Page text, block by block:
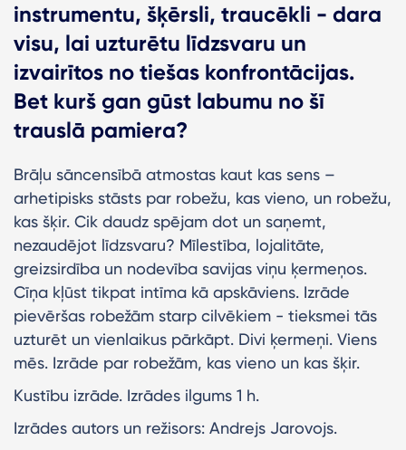
instrumentu, šķērsli, traucēkli - dara
visu, lai uzturētu līdzsvaru un
izvairītos no tiešas konfrontācijas.
Bet kurš gan gūst labumu no šī
trauslā pamiera?
Brāļu sāncensībā atmostas kaut kas sens –
arhetipisks stāsts par robežu, kas vieno, un robežu,
kas šķir. Cik daudz spējam dot un saņemt,
nezaudējot līdzsvaru? Mīlestība, lojalitāte,
greizsirdība un nodevība savijas viņu ķermeņos.
Cīņa kļūst tikpat intīma kā apskāviens. Izrāde
pievēršas robežām starp cilvēkiem - tieksmei tās
uzturēt un vienlaikus pārkāpt. Divi ķermeņi. Viens
mēs. Izrāde par robežām, kas vieno un kas šķir.
Kustību izrāde. Izrādes ilgums 1 h.
Izrādes autors un režisors: Andrejs Jarovojs.